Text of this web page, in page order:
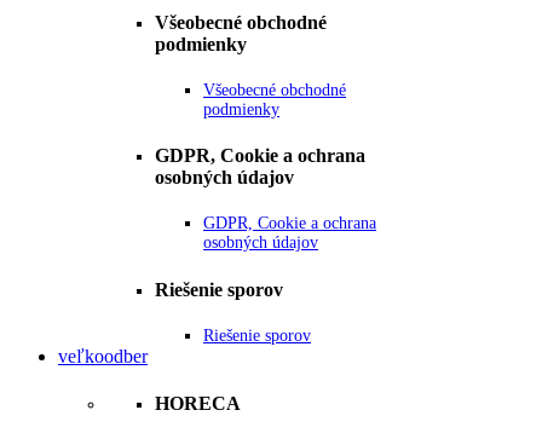
Všeobecné obchodné
podmienky
Všeobecné obchodné
podmienky
GDPR, Cookie a ochrana
osobných údajov
GDPR, Cookie a ochrana
osobných údajov
Riešenie sporov
Riešenie sporov
veľkoodber
HORECA